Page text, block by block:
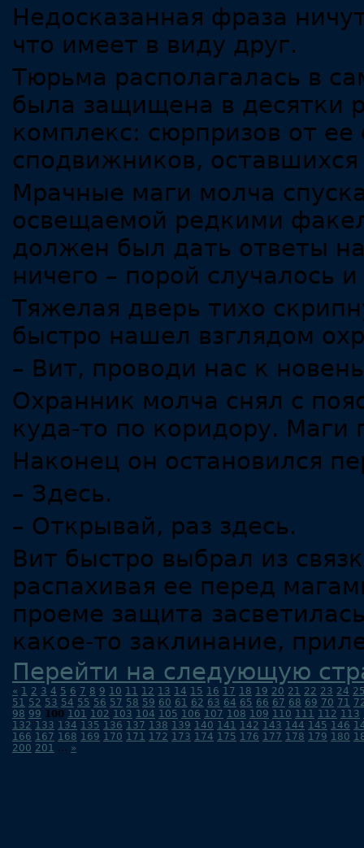
Недосказанная фраза
что имеет в виду друг.
Тюрьма располагалась в
была защищена в десятки
комплекс: сюрпризов от
сподвижников,
Мрачные маги молча
освещаемой редкими
должен был дать ответы
ничего – порой случалось
Тяжелая дверь тихо
быстро нашел взглядом
– Вит, проводи нас к
Охранник молча снял с
куда-то по коридору. Маги
Наконец он остановился
– Здесь.
– Открывай, раз здесь.
Вит быстро выбрал из
распахивая ее перед
проеме защита
какое-то заклинание,
Перейти на следующую
« 1 2 3 4 5 6 7 8 9 10 11 12 13 14 15 16 17 18 19 20 21 22 23 24
51 52 53 54 55 56 57 58 59 60 61 62 63 64 65 66 67 68 69 70 71
98 99 100 101 102 103 104 105 106 107 108 109 110 111 112 113
132 133 134 135 136 137 138 139 140 141 142 143 144 145 146
166 167 168 169 170 171 172 173 174 175 176 177 178 179 180
200 201 ... »